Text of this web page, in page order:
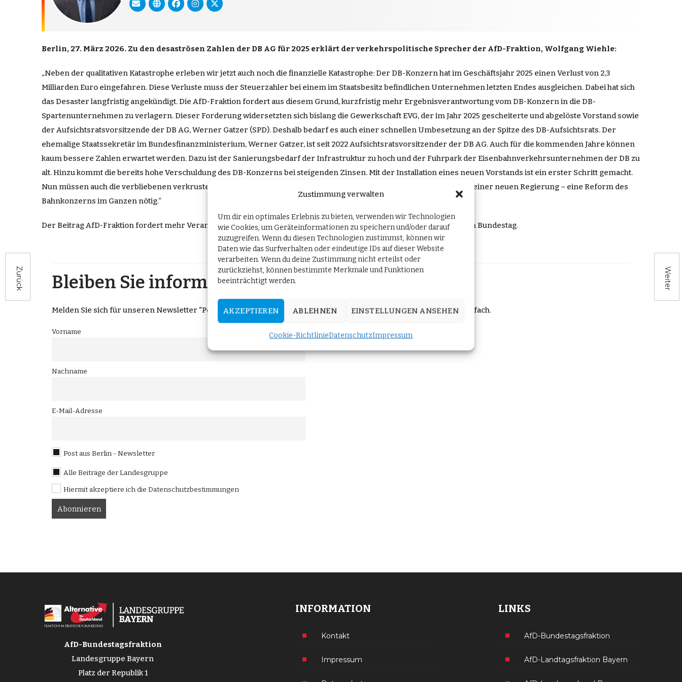
Zustimmung verwalten
Um dir ein optimales Erlebnis zu bieten, verwenden wir Technologien
wie Cookies, um Geräteinformationen zu speichern und/oder darauf
zuzugreifen. Wenn du diesen Technologien zustimmst, können wir
Daten wie das Surfverhalten oder eindeutige IDs auf dieser Website
verarbeiten. Wenn du deine Zustimmung nicht erteilst oder
zurückziehst, können bestimmte Merkmale und Funktionen
beeinträchtigt werden.
AKZEPTIEREN ABLEHNEN EINSTELLUNGEN ANSEHEN
Cookie-RichtlinieDatenschutzImpressum
Zurück Weiter
Berlin, 27. März 2026. Zu den desaströsen Zahlen der DB AG für 2025 erklärt der verkehrspolitische Sprecher der AfD-Fraktion, Wolfgang Wiehle:
„Neben der qualitativen Katastrophe erleben wir jetzt auch noch die finanzielle Katastrophe: Der DB-Konzern hat im Geschäftsjahr 2025 einen Verlust von 2,3
Milliarden Euro eingefahren. Diese Verluste muss der Steuerzahler bei einem im Staatsbesitz befindlichen Unternehmen letzten Endes ausgleichen. Dabei hat sich
das Desaster langfristig angekündigt. Die AfD-Fraktion fordert aus diesem Grund, kurzfristig mehr Ergebnisverantwortung vom DB-Konzern in die DB-
Spartenunternehmen zu verlagern. Dieser Forderung widersetzten sich bislang die Gewerkschaft EVG, der im Jahr 2025 gescheiterte und abgelöste Vorstand sowie
der Aufsichtsratsvorsitzende der DB AG, Werner Gatzer (SPD). Deshalb bedarf es auch einer schnellen Umbesetzung an der Spitze des DB-Aufsichtsrats. Der
ehemalige Staatssekretär im Bundesfinanzministerium, Werner Gatzer, ist seit 2022 Aufsichtsratsvorsitzender der DB AG. Auch für die kommenden Jahre können
kaum bessere Zahlen erwartet werden. Dazu ist der Sanierungsbedarf der Infrastruktur zu hoch und der Fuhrpark der Eisenbahnverkehrsunternehmen der DB zu
alt. Hinzu kommt die bereits hohe Verschuldung des DB-Konzerns bei steigenden Zinsen. Mit der Installation eines neuen Vorstands ist ein erster Schritt gemacht.
Nun müssen auch die verbliebenen verkrusteten Strukturen bei der DB AG reformiert werden. Langfristig ist – unter einer neuen Regierung – eine Reform des
Bahnkonzerns im Ganzen nötig.“
Der BeitragAfD-Fraktion fordert mehr Verantwortung für DB-Spartenerschien zuerst aufAfD-Fraktion im Deutschen Bundestag.
Bleiben Sie informiert!
Melden Sie sich für unseren Newsletter "Post aus Berlin" an und erhalten Sie die neuesten Updates direkt in Ihr Postfach.
Vorname
Nachname
E-Mail-Adresse
Post aus Berlin - Newsletter
Alle Beiträge der Landesgruppe
Hiermit akzeptiere ich die Datenschutzbestimmungen
AfD-Bundestagsfraktion
Landesgruppe Bayern
Platz der Republik 1
INFORMATION
Kontakt
Impressum
LINKS
AfD-Bundestagsfraktion
AfD-Landtagsfraktion Bayern